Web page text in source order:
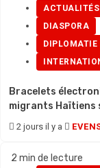
ACTUALITÉS
DIASPORA
DIPLOMATIE
Bracelets
migrants Haïtiens
2 jours il y a
2 min de lecture